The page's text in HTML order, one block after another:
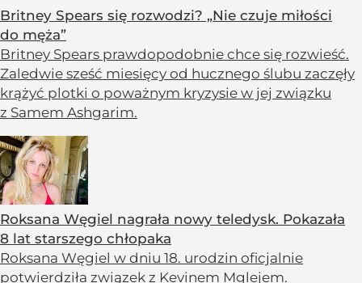
Britney Spears się rozwodzi? „Nie czuje miłości
do męża”
Britney Spears prawdopodobnie chce się rozwieść.
Zaledwie sześć miesięcy od hucznego ślubu zaczęły
krążyć plotki o poważnym kryzysie w jej związku
z Samem Ashgarim.
Roksana Węgiel nagrała nowy teledysk. Pokazała
8 lat starszego chłopaka
Roksana Węgiel w dniu 18. urodzin oficjalnie
potwierdziła związek z Kevinem Mglejem.